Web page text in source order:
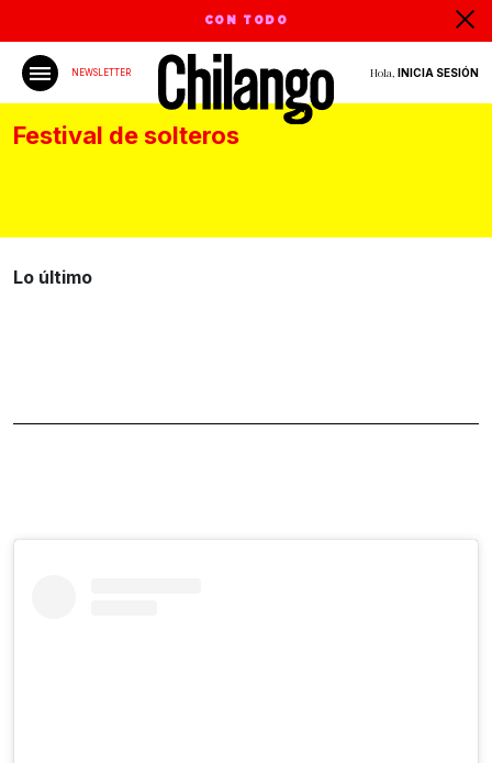
CON TODO
NEWSLETTER Hola, INICIA SESIÓN
Festival de solteros
Lo último